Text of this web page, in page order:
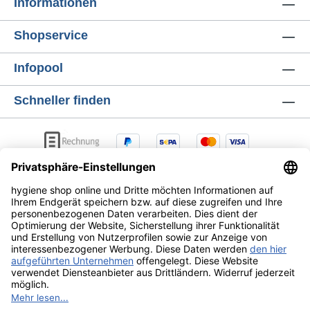
Informationen
Shopservice
Infopool
Schneller finden
AGB Lieferung & Versandkosten
Zahlungsarten